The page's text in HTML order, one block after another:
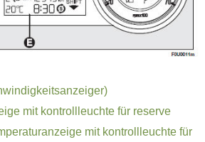
mit kontrollleuchte für reserve
mit kontrollleuchte für